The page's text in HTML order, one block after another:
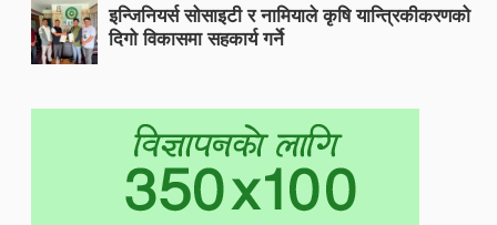
इन्जिनियर्स सोसाइटी र नामियाले कृषि यान्त्रिकीकरणको
दिगो विकासमा सहकार्य गर्ने